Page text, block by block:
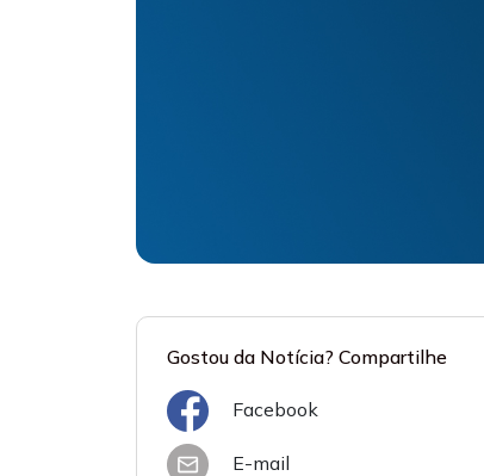
Gostou da Notícia? Compartilhe
Facebook
E-mail